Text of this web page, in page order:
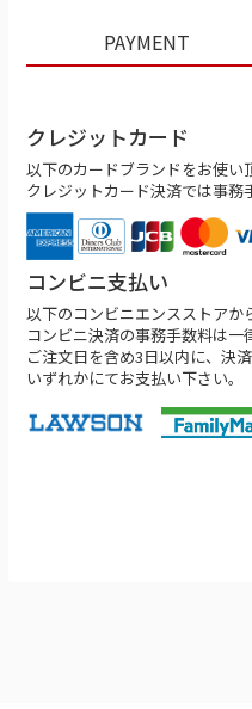
PAYMENT
クレジットカード
以下のカードブランドをお使い
クレジットカード決済では事務
コンビニ支払い
以下のコンビニエンスストアか
コンビニ決済の事務手数料は一
ご注文日を含め3日以内に、決
いずれかにてお支払い下さい。